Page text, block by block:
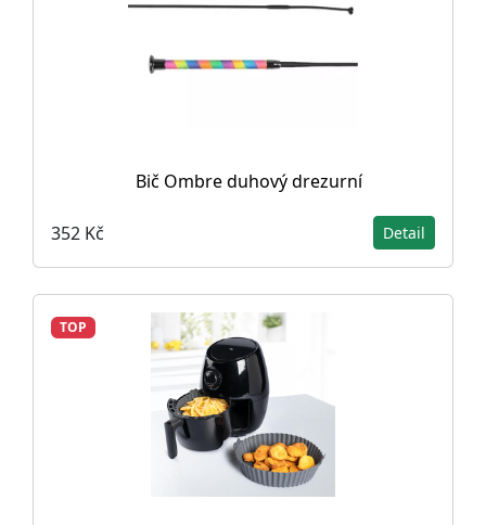
Bič Ombre duhový drezurní
352 Kč Detail
TOP